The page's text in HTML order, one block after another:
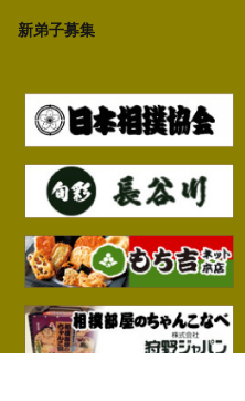
新弟子募集